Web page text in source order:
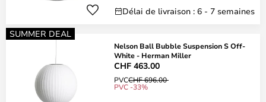
Délai de livraison : 6 - 7 semaines
SUMMER DEAL
Nelson Ball Bubble Suspension S Off-
White - Herman Miller
CHF 463.00
PVCCHF 696.00
PVC -33%